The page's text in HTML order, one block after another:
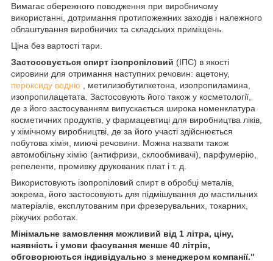
Вимагає обережного поводження при виробничому
використанні, дотримання протипожежних заходів і належного
облаштування виробничих та складських приміщень.
Ціна без вартості тари.
Застосовується спирт ізопропіловий (ІПС) в якості
сировини для отримання наступних речовин: ацетону,
пероксиду водню , метилизобутилкетона, изопропиламина,
изопропилацетата. Застосовують його також у косметології,
де з його застосуванням випускається широка номенклатура
косметичних продуктів, у фармацевтиці для виробництва ліків,
у хімічному виробництві, де за його участі здійснюється
побутова хімія, миючі речовини. Можна назвати також
автомобільну хімію (антифризи, склообмивачі), парфумерію,
репеленти, промивку друкованих плат і т. д.
Використовують ізопропіловий спирт в обробці металів,
зокрема, його застосовують для підмішування до мастильних
матеріалів, експлутованим при фрезерувальних, токарних,
ріжучих роботах.
Мінімальне замовлення можливий від 1 літра, ціну,
наявність і умови фасування менше 40 літрів,
обговорюються індивідуально з менеджером компанії."